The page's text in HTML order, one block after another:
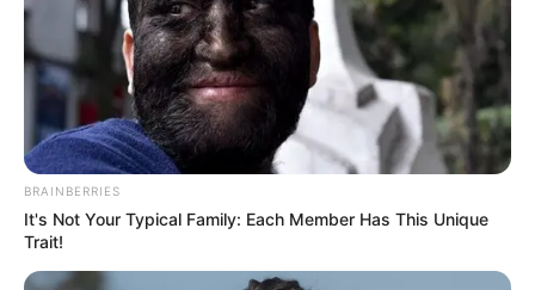
BRAINBERRIES
It's Not Your Typical Family: Each Member Has This Unique
Trait!